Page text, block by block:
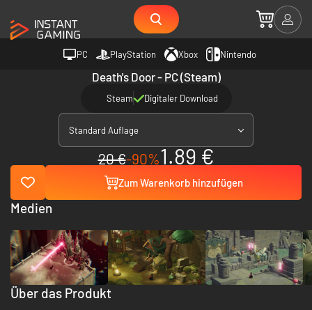
PC PlayStation Xbox Nintendo
Death's Door - PC (Steam)
Steam Digitaler Download
Standard Auflage
20 €-90%1.89 €
Zum Warenkorb hinzufügen
Über das Produkt
Medien